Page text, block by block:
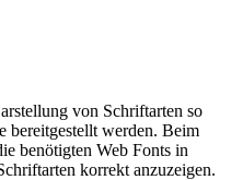
von Schriftarten so
bereitgestellt werden. Beim
benötigten Web Fonts in
korrekt anzuzeigen.